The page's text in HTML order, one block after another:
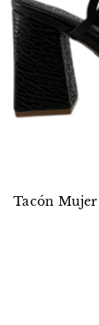
Tacón